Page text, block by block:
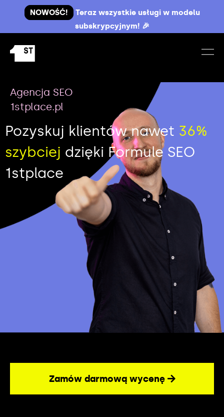
NOWOŚĆ!
Teraz wszystkie usługi w modelu
subskrypcyjnym! 🎉
Agencja SEO
1stplace.pl
Pozyskuj klientów nawet 36%
szybciej dzięki Formule SEO
1stplace
Zamów darmową wycenę